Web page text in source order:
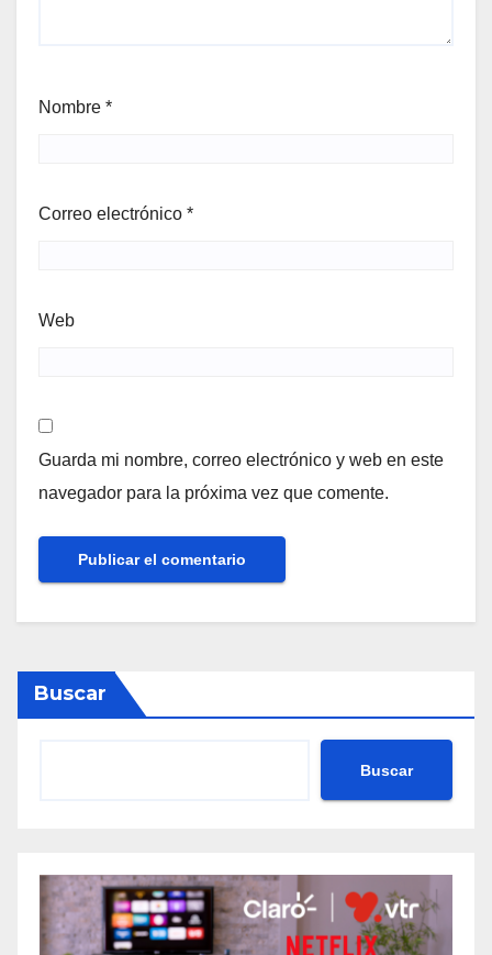
Nombre *
Correo electrónico *
Web
Guarda mi nombre, correo electrónico y web en este
navegador para la próxima vez que comente.
Buscar
Buscar